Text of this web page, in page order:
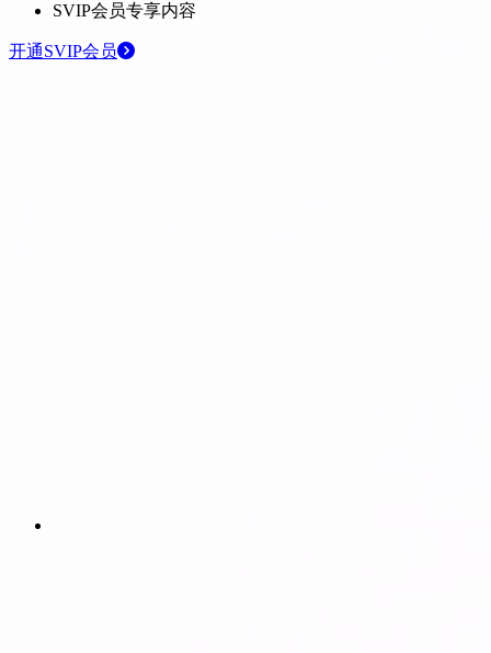
SVIP会员专享内容
开通SVIP会员